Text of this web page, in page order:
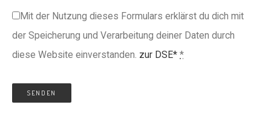
Mit der Nutzung dieses Formulars erklärst du dich mit
der Speicherung und Verarbeitung deiner Daten durch
diese Website einverstanden. zur DSE* *